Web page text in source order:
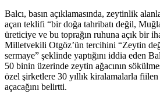
Balcı, basın açıklamasında, zeytinlik
açan teklifi “bir doğa tahribatı değil,
üreticiye ve bu toprağın ruhuna açık bir
Milletvekili Otgöz’ün tercihini “Zeytin
sermaye” şeklinde yaptığını iddia eden
50 binin üzerinde zeytin ağacının
özel şirketlere 30 yıllık kiralamalarla
açacağını belirtti.